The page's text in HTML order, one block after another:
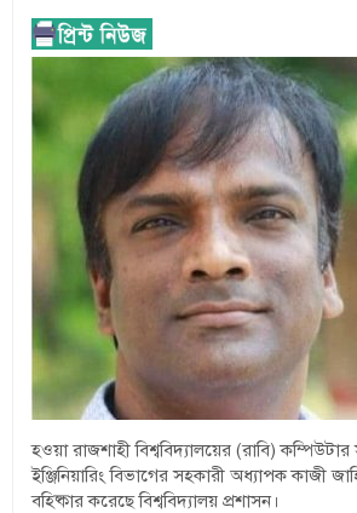
হওয়া রাজশাহী বিশ্ববিদ্যালয়ের (রাবি) কম্পিউটার
ইঞ্জিনিয়ারিং বিভাগের সহকারী অধ্যাপক কাজী
বহিষ্কার করেছে বিশ্ববিদ্যালয় প্রশাসন।